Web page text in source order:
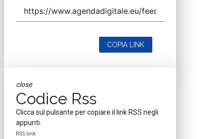
COPIA LINK
close
Codice Rss
Clicca sul pulsante per copiare il link RSS negli
appunti.
RSS link